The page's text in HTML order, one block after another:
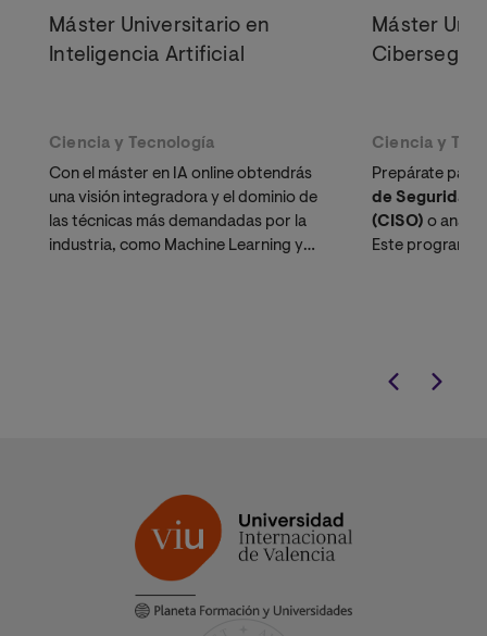
Máster Universitario en
Inteligencia Artificial
Ciencia y Tecnología
Con el máster en IA online obtendrás
una visión integradora y el dominio de
las técnicas más demandadas por la
industria, como Machine Learning y
Máster
Ciencia y
Prepárate
de Seguridad
(CISO) o
Este programa